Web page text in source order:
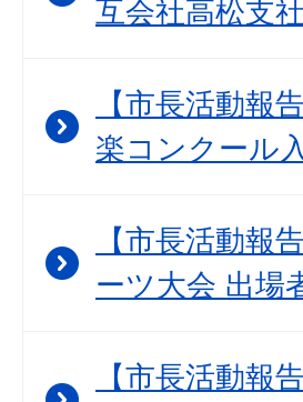
互会社高松支
【市長活動報
楽コンクール
【市長活動報
ーツ大会 出場
【市長活動報